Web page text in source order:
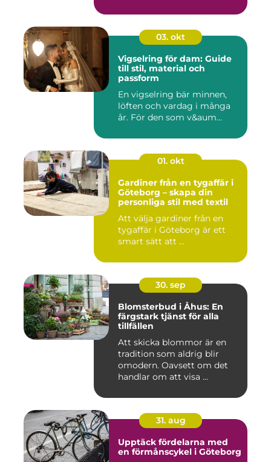
03. okt
Vigselring för dam: Guide
till stil, material och
passform
En vigselring bär minnen,
löften och vardag i många
år. För den som v&aum...
01. okt
Gardiner från en tygaffär i
Göteborg – skapa din
personliga stil med textil
Att välja gardiner från en
tygaffär i Göteborg är ett
smart sätt att ...
30. sep
Blomsterbud i Åhus: En
färgstark tjänst för alla
tillfällen
Att skicka blommor är en
tradition som aldrig blir
omodern. Oavsett om det
handlar om att visa ...
31. aug
Upptäck fördelarna med
en förmånscykel i Göteborg